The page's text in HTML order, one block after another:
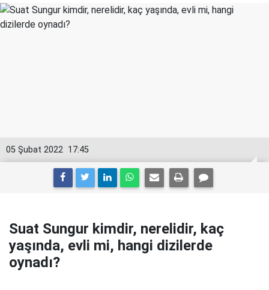
17:45
05 Şubat 2022
Suat Sungur kimdir, nerelidir, kaç
yaşında, evli mi, hangi dizilerde
oynadı?